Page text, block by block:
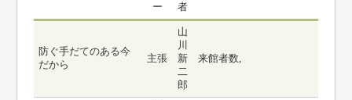
ー
者
防ぐ手だてのある今
だから
主張
山
川
新
二
郎
来館者数,